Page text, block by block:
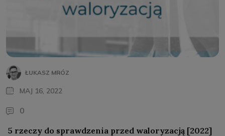
ŁUKASZ MRÓZ
MAJ 16, 2022
0
5 rzeczy do sprawdzenia przed waloryzacją [2022]